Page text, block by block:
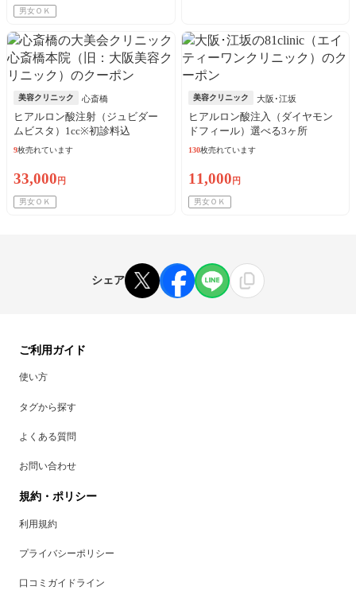
男女ＯＫ
美容クリニック 心斎橋
ヒアルロン酸注射（ジュビダー
ムビスタ）1cc※初診料込
9枚売れています
33,000 円
男女ＯＫ
美容クリニック 大阪･江坂
ヒアルロン酸注入（ダイヤモン
ドフィール）選べる3ヶ所
130枚売れています
11,000 円
男女ＯＫ
シェア
ご利用ガイド
使い方
タグから探す
よくある質問
お問い合わせ
規約・ポリシー
利用規約
プライバシーポリシー
口コミガイドライン